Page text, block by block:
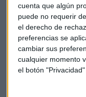
cuenta que algún
puede no requerir
el derecho de
preferencias se
cambiar sus
cualquier momento
el botón
En la práctica, esto
salarialpara los
sueldo desde 2024.
los2.700 y los
cuenta el grupo,
tenga el